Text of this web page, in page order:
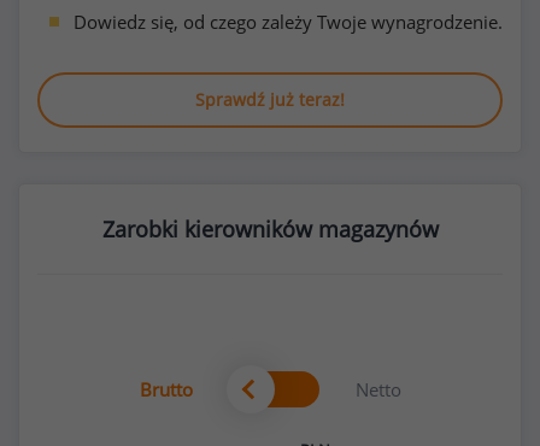
Dowiedz się, od czego zależy Twoje wynagrodzenie.
Sprawdź już teraz!
Zarobki kierowników magazynów
Brutto Netto